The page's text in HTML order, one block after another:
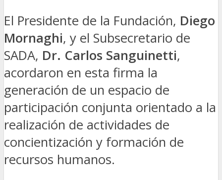
El Presidente de la Fundación, Diego
Mornaghi, y el Subsecretario de
SADA, Dr. Carlos Sanguinetti,
acordaron en esta firma la
generación de un espacio de
participación conjunta orientado a la
realización de actividades de
concientización y formación de
recursos humanos.